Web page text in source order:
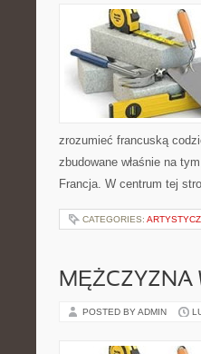
zrozumieć francuską
zbudowane właśnie na
Francja. W centrum tej
CATEGORIES:
MĘŻCZYZNA
POSTED BY ADMIN